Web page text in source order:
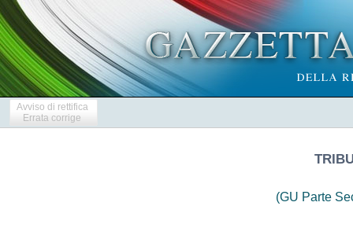
Avviso di rettifica
Errata corrige
(GU Parte